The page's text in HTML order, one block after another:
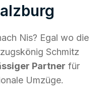
Nis? Egal wo die
Schmitz
Partner für
Umzüge.